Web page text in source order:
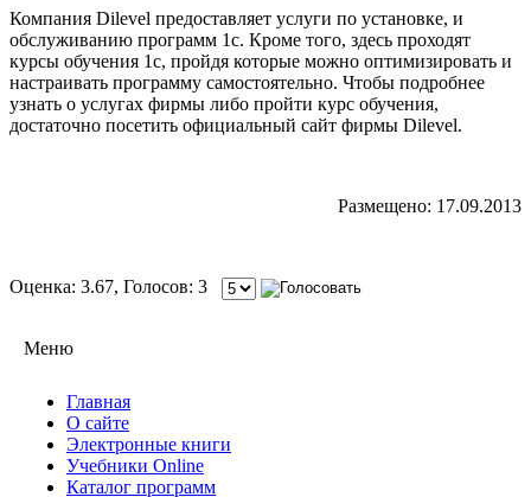
Компания Dilevel предоставляет услуги по установке, и
обслуживанию программ 1с. Кроме того, здесь проходят
курсы обучения 1с, пройдя которые можно оптимизировать и
настраивать программу самостоятельно. Чтобы подробнее
узнать о услугах фирмы либо пройти курс обучения,
достаточно посетить официальный сайт фирмы Dilevel.
Размещено: 17.09.2013
Оценка: 3.67, Голосов: 3
Меню
Главная
О сайте
Электронные книги
Учебники Online
Каталог программ